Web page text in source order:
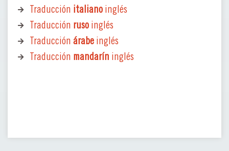
Traducción italianoinglés
Traducción rusoinglés
Traducción árabeinglés
Traducción mandarín inglés